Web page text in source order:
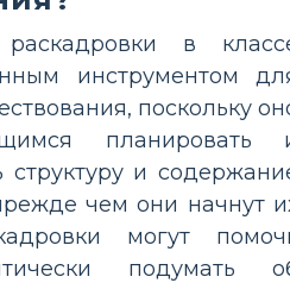
раскадровки в
инструментом
поскольку
планировать
структуру и
чем они начнут
могут
подумать